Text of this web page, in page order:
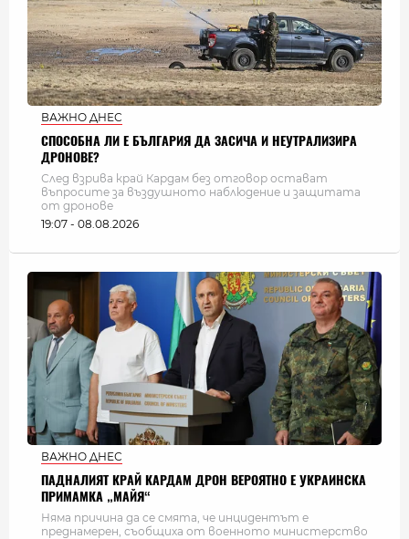
ВАЖНО ДНЕС
СПОСОБНА ЛИ Е БЪЛГАРИЯ ДА ЗАСИЧА И НЕУТРАЛИЗИРА
ДРОНОВЕ?
След взрива край Кардам без отговор остават
въпросите за въздушното наблюдение и защитата
от дронове
19:07 - 08.08.2026
ВАЖНО ДНЕС
ПАДНАЛИЯТ КРАЙ КАРДАМ ДРОН ВЕРОЯТНО Е УКРАИНСКА
ПРИМАМКА „МАЙЯ“
Няма причина да се смята, че инцидентът е
преднамерен, съобщиха от военното министерство